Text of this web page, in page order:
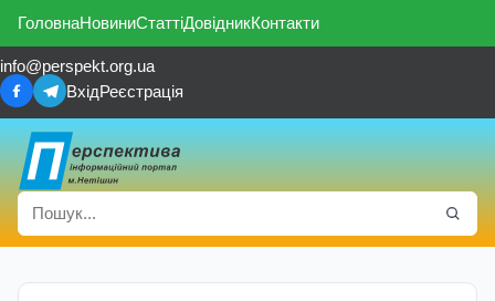
ГоловнаНовиниСтаттіДовідникКонтакти
info@perspekt.org.ua
ВхідРеєстрація